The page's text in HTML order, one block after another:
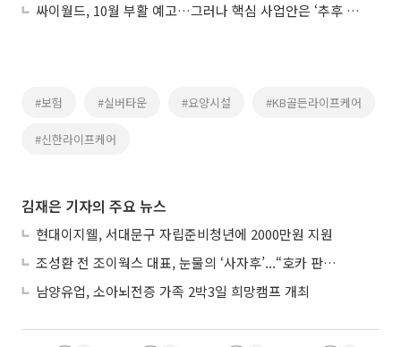
싸이월드, 10월 부활 예고…그러나 핵심 사업안은 ‘추후 공개’
#보험 #실버타운 #요양시설 #KB골든라이프케어
#신한라이프케어
김재은 기자의 주요 뉴스
현대이지웰, 서대문구 자립준비청년에 2000만원 지원
조성환 전 조이웍스 대표, 눈물의 ‘사자후’...“호카 판권 탈취 노린 경쟁사가 기획·폭행 유도”
남양유업, 소아뇌전증 가족 2박3일 희망캠프 개최